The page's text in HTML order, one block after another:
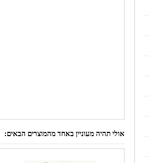
אולי תהיה מעוניין באחד מהמוצרים הבאים: